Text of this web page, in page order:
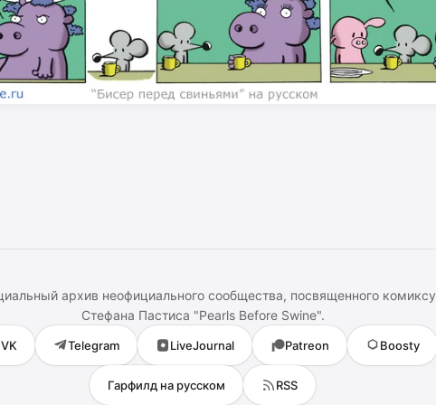
архив неофициального сообщества, посвященного комиксу
Стефана Пастиса "Pearls Before Swine".
VK Telegram LiveJournal Patreon Boosty
Гарфилд на русском RSS